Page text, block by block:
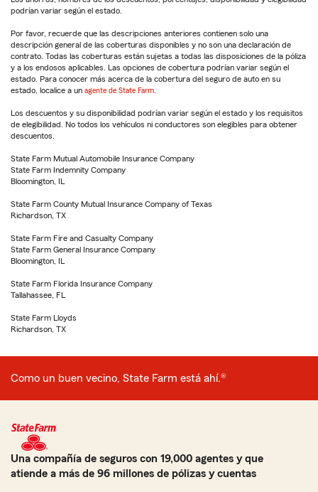
podrían variar según el estado.
Por favor, recuerde que las descripciones anteriores contienen solo una
descripción general de las coberturas disponibles y no son una declaración de
contrato. Todas las coberturas están sujetas a todas las disposiciones de la póliza
y a los endosos aplicables. Las opciones de cobertura podrían variar según el
estado. Para conocer más acerca de la cobertura del seguro de auto en su
estado, localice a un agente de State Farm
Los descuentos y su disponibilidad podrían variar según el estado y los requisitos
de elegibilidad. No todos los vehículos ni conductores son elegibles para obtener
descuentos.
State Farm Mutual Automobile Insurance Company
State Farm Indemnity Company
Bloomington, IL
State Farm County Mutual Insurance Company of Texas
Richardson, TX
State Farm Fire and Casualty Company
State Farm General Insurance Company
Bloomington, IL
State Farm Florida Insurance Company
Tallahassee, FL
State Farm Lloyds
Richardson, TX
Como un buen vecino, State Farm está ahí.®
Una compañía de seguros con 19,000 agentes y que
atiende a más de 96 millones de pólizas y cuentas